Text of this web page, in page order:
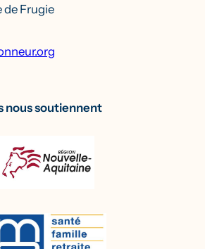
de Frugie
nous soutiennent